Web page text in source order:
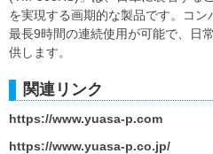
を実現する画期的な製品です。コン
最長9時間の連続使用が可能で、日
供します。
関連リンク
https://www.yuasa-p.com
https://www.yuasa-p.co.jp/